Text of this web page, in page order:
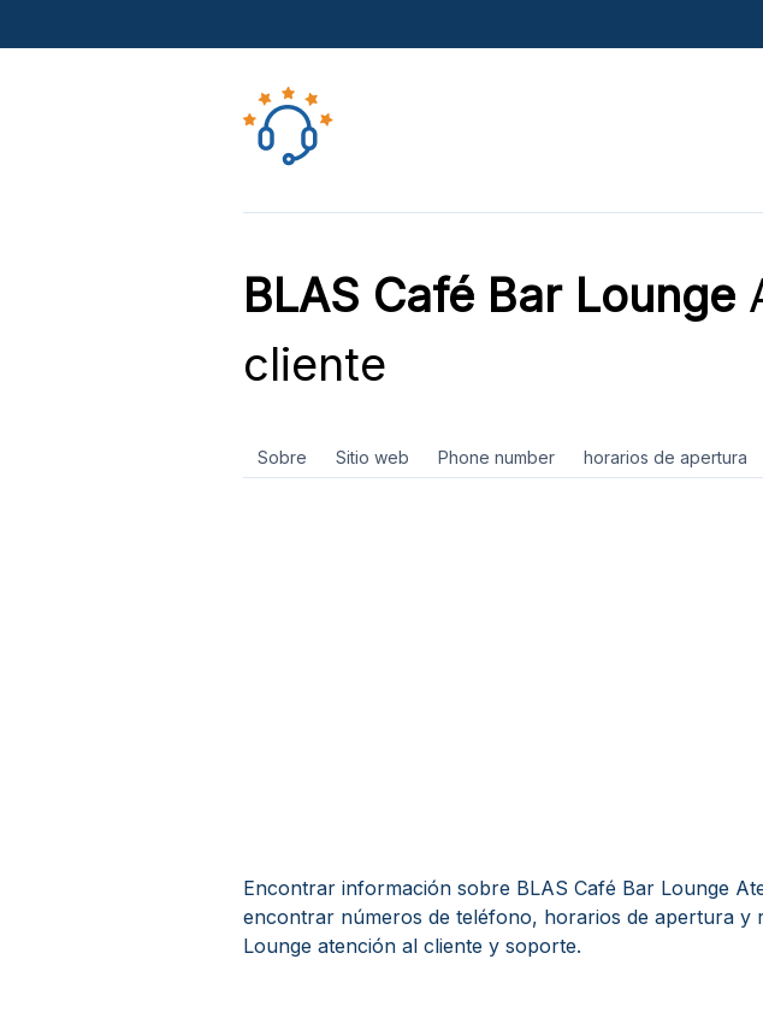
BLAS Café Bar Lounge
cliente
Sobre Sitio web Phone number horarios de apertura
Encontrar información sobre BLAS Café Bar Lounge
encontrar números de teléfono, horarios de apertura y
Lounge atención al cliente y soporte.